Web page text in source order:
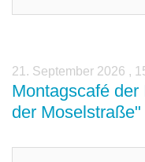
21. September 2026 ,
Montagscafé
der Moselstraße"